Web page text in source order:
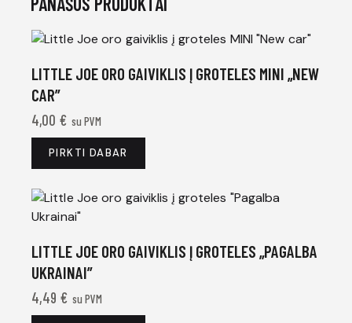
LITTLE JOE ORO GAIVIKLIS Į GROTELES MINI „NEW
CAR”
4,00 € su PVM
PIRKTI DABAR
LITTLE JOE ORO GAIVIKLIS Į GROTELES „PAGALBA
UKRAINAI”
4,49 € su PVM